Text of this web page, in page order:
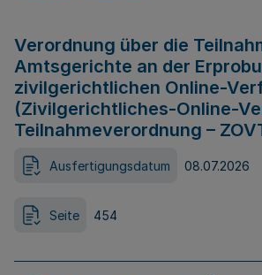
Verordnung über die
Amtsgerichte an der
zivilgerichtlichen Online-
(Zivilgerichtliches-Online-
Teilnahmeverordnung –
Ausfertigungsdatum 08.07.2026
Seite 454